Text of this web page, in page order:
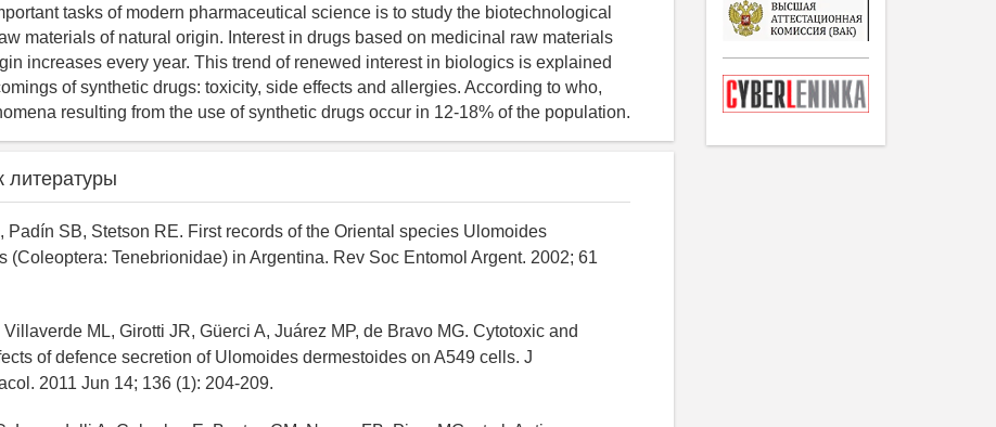
tasks of modern pharmaceutical science is to study the biotechnological
materials of natural origin. Interest in drugs based on medicinal raw materials
increases every year. This trend of renewed interest in biologics is explained
of synthetic drugs: toxicity, side effects and allergies. According to who,
resulting from the use of synthetic drugs occur in 12-18% of the population.
литературы
Padín SB, Stetson RE. First records of the Oriental species Ulomoides
(Coleoptera: Tenebrionidae) in Argentina. Rev Soc Entomol Argent. 2002; 61
ML, Girotti JR, Güerci A, Juárez MP, de Bravo MG. Cytotoxic and
of defence secretion of Ulomoides dermestoides on A549 cells. J
2011 Jun 14; 136 (1): 204-209.